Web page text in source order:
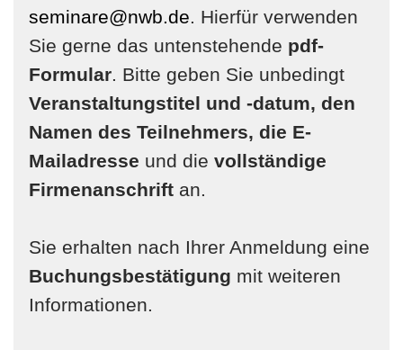
seminare@nwb.de. Hierfür verwenden
Sie gerne das untenstehende pdf-
Formular. Bitte geben Sie unbedingt
Veranstaltungstitel und -datum, den
Namen des Teilnehmers, die E-
Mailadresse und die vollständige
Firmenanschrift an.
Sie erhalten nach Ihrer Anmeldung eine
Buchungsbestätigung mit weiteren
Informationen.